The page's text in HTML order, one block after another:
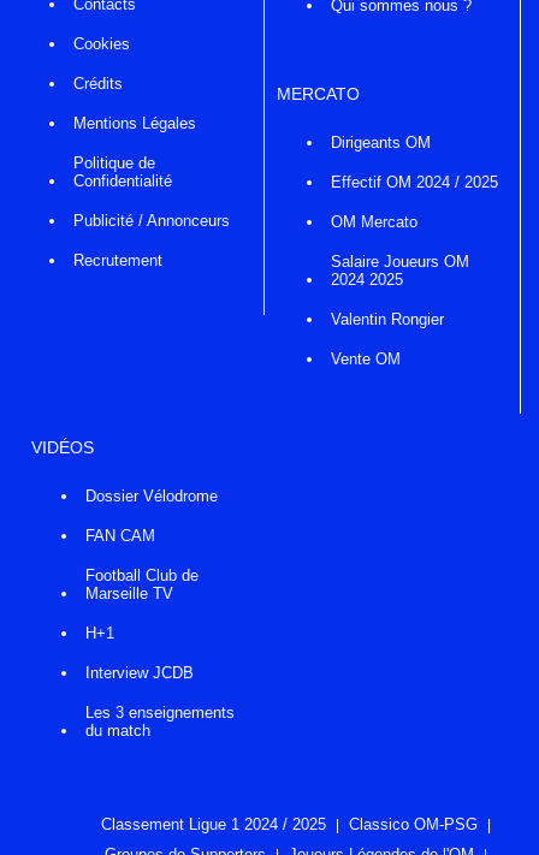
Contacts
Cookies
Crédits
Mentions Légales
Politique de
Confidentialité
Publicité / Annonceurs
Recrutement
Qui sommes nous ?
MERCATO
Dirigeants OM
Effectif OM 2024 / 2025
OM Mercato
Salaire Joueurs OM
2024 2025
Valentin Rongier
Vente OM
VIDÉOS
Dossier Vélodrome
FAN CAM
Football Club de
Marseille TV
H+1
Interview JCDB
Les 3 enseignements
du match
Classement Ligue 1 2024 / 2025
Classico OM-PSG